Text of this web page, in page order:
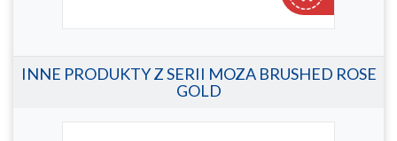
INNE PRODUKTY Z SERII MOZA BRUSHED ROSE
GOLD